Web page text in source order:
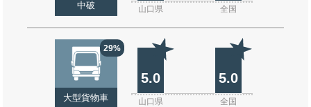
中破 山口県 全国
29%
大型貨物車
5.0 5.0
山口県 全国